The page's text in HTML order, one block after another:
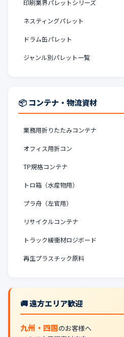
印刷業界パレットシリーズ
ネスティングパレット
ドラム缶パレット
ジャンル別パレット一覧
📦 コンテナ・物流資材
業務用折りたたみコンテナ
オフィス用折コン
TP規格コンテナ
トロ箱（水産物用）
プラ舟（左官用）
リサイクルコンテナ
トラック緩衝材ロジボード
再生プラスチック原料
🚚 遠方エリア歓迎
九州・四国のお客様へ